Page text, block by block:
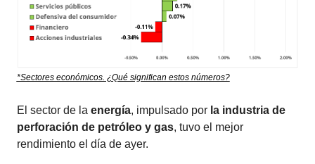
*Sectores económicos. ¿Qué significan estos números?
El sector de la energía, impulsado por la industria de
perforación de petróleo y gas, tuvo el mejor
rendimiento el día de ayer.